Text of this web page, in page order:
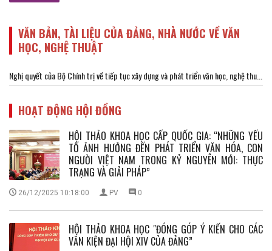
VĂN BẢN, TÀI LIỆU CỦA ĐẢNG, NHÀ NƯỚC VỀ VĂN
HỌC, NGHỆ THUẬT
Nghị quyết của Bộ Chính trị về tiếp tục xây dựng và phát triển văn học, nghệ thu...
HOẠT ĐỘNG HỘI ĐỒNG
HỘI THẢO KHOA HỌC CẤP QUỐC GIA: “NHỮNG YẾU
TỐ ẢNH HƯỞNG ĐẾN PHÁT TRIỂN VĂN HÓA, CON
NGƯỜI VIỆT NAM TRONG KỶ NGUYÊN MỚI: THỰC
TRẠNG VÀ GIẢI PHÁP”
26/12/2025 10:18:00 PV 0
HỘI THẢO KHOA HỌC "ĐÓNG GÓP Ý KIẾN CHO CÁC
VĂN KIỆN ĐẠI HỘI XIV CỦA ĐẢNG”